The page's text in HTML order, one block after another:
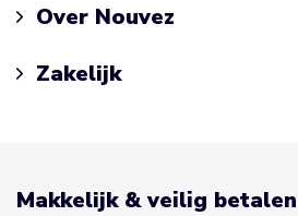
Over Nouvez
Zakelijk
Makkelijk & veilig betalen